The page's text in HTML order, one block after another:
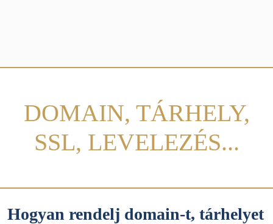
DOMAIN, TÁRHELY,
SSL, LEVELEZÉS...
Hogyan rendelj domain-t, tárhelyet